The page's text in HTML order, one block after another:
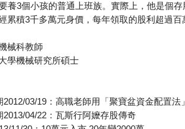
養3個小孩的普通上班族。實際上，他是個
累積3千多萬元身價，每年領取的股利超過
械科教師
學機械研究所碩士
2012/03/19：高職老師用「聚寶盆資金配置法
2013/04/22：瓦斯行阿嬤存股傳奇